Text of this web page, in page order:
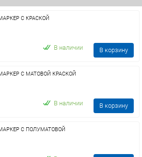
МАРКЕР С КРАСКОЙ
В наличии В корзину
МАРКЕР С МАТОВОЙ КРАСКОЙ
В наличии В корзину
МАРКЕР С ПОЛУМАТОВОЙ